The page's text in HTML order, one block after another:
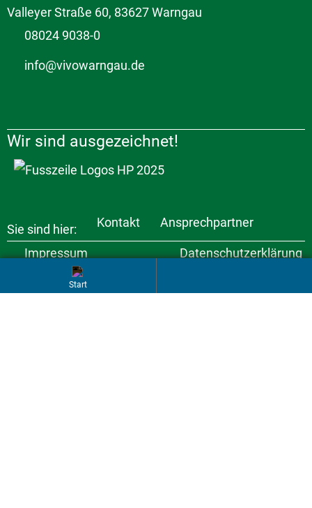
Startseite
Valleyer Straße 60, 83627 Warngau
08024 9038-0
info@vivowarngau.de
Wir sind ausgezeichnet!
Sie sind hier: Kontakt Ansprechpartner
Impressum Datenschutzerklärung
Erklärung zur
Pressebereich